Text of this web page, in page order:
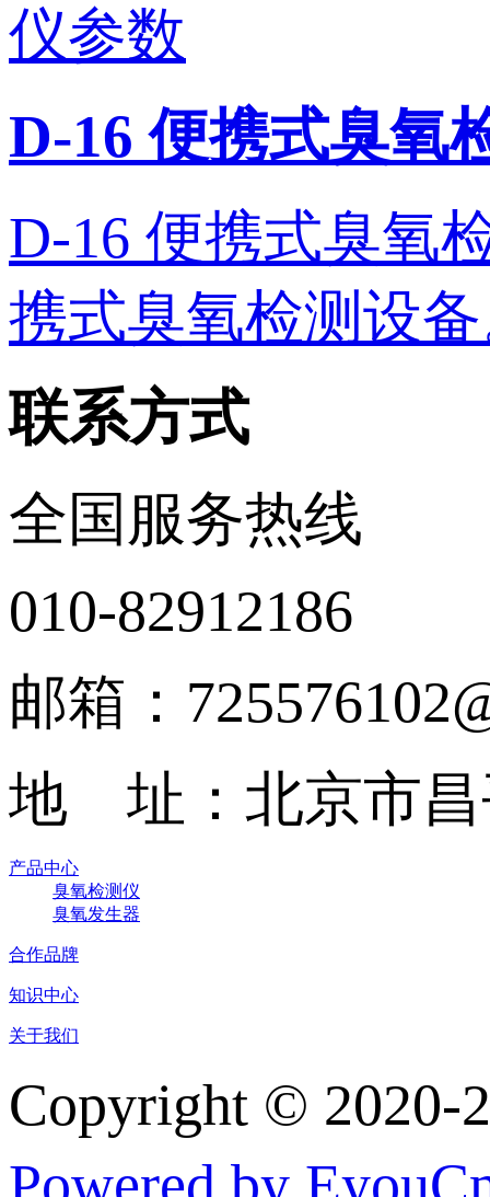
D-16 便携式臭氧
D-16 便携式臭氧
携式臭氧检测设
联系方式
全国服务热线
010-82912186
邮箱：
地 址：北京市昌
产品中心
臭氧检测仪
臭氧发生器
合作品牌
知识中心
关于我们
Copyright ©